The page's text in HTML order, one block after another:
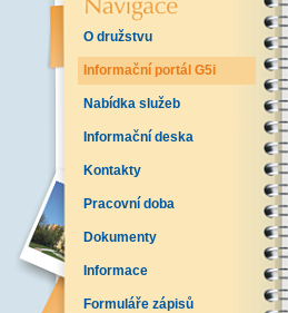
O družstvu
Informační portál G5i
Nabídka služeb
Informační deska
Kontakty
Pracovní doba
Dokumenty
Informace
Formuláře zápisů